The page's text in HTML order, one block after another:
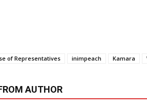
of Representatives inimpeach Kamara
AUTHOR